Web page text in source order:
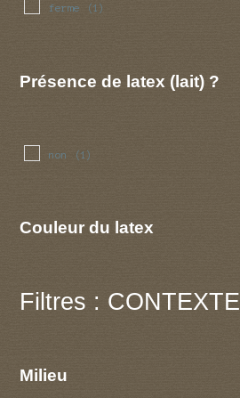
ferme (1)
Présence de latex (lait) ?
non (1)
Couleur du latex
Filtres : CONTEXTE
Milieu